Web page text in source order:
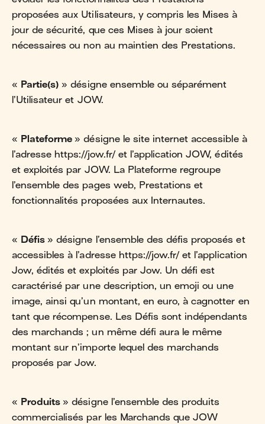
proposées aux Utilisateurs, y compris les Mises à
jour de sécurité, que ces Mises à jour soient
nécessaires ou non au maintien des Prestations.
« Partie(s) » désigne ensemble ou séparément
l’Utilisateur et JOW.
« Plateforme» désigne le site internet accessible à
l’adresse https://jow.fr/ et l’application JOW, édités
et exploités par JOW. La Plateforme regroupe
l’ensemble des pages web, Prestations et
fonctionnalités proposées aux Internautes.
« Défis» désigne l’ensemble des défis proposés et
accessibles à l’adresse https://jow.fr/ et l’application
Jow, édités et exploités par Jow. Un défi est
caractérisé par une description, un emoji ou une
image, ainsi qu’un montant, en euro, à cagnotter en
tant que récompense. Les Défis sont indépendants
des marchands ; un même défi aura le même
montant sur n’importe lequel des marchands
proposés par Jow.
« Produits» désigne l’ensemble des produits
commercialisés par les Marchands que JOW